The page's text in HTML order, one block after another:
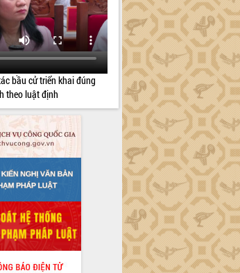
bầu cử triển khai đúng
theo luật định